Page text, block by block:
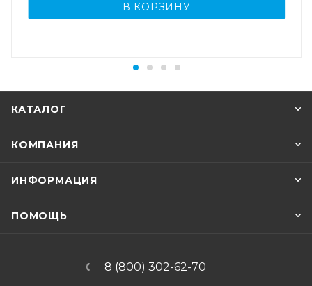
В КОРЗИНУ
КАТАЛОГ
КОМПАНИЯ
ИНФОРМАЦИЯ
ПОМОЩЬ
8 (800) 302-62-70